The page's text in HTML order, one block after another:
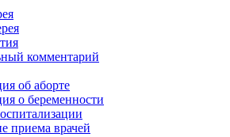
комментарий
об аборте
о беременности
приема врачей